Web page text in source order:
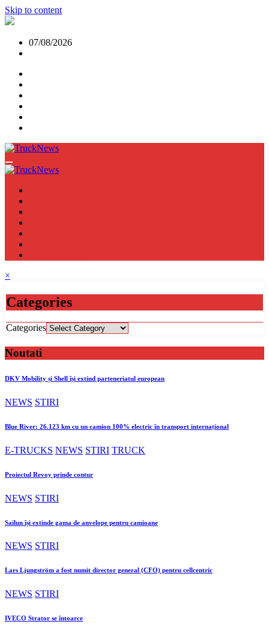
Skip to content
07/08/2026
×
Categories
Categories
Noutati
DKV Mobility și Shell își extind parteneriatul european
NEWS STIRI
Blue River: 26.123 km cu un camion 100% electric în transport internațional
E-TRUCKS NEWS STIRI TRUCK
Proiectul Revoy prinde contur
NEWS STIRI
Sailun își extinde gama de anvelope pentru camioane
NEWS STIRI
Lars Ljungström a fost numit director general (CFO) pentru cellcentric
NEWS STIRI
IVECO Strator se întoarce